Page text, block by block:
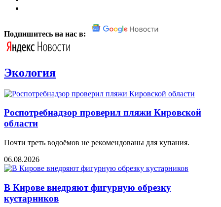
Подпишитесь на нас в:
Экология
Роспотребнадзор проверил пляжи Кировской
области
Почти треть водоёмов не рекомендованы для купания.
06.08.2026
В Кирове внедряют фигурную обрезку
кустарников